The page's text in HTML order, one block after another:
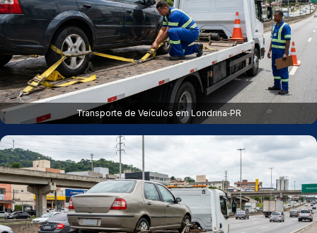
Transporte de Veículos em Londrina‑PR